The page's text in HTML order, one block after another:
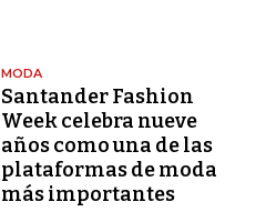
MODA
Santander Fashion
Week celebra nueve
años como una de las
plataformas de moda
más importantes